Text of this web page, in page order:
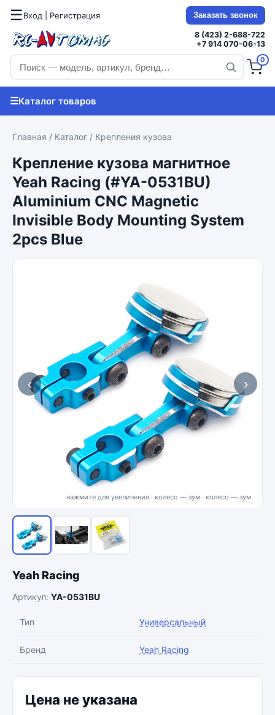
☰Вход | Регистрация Заказать звонок
8 (423) 2-688-722
+7 914 070-06-13
0
☰Каталог товаров
Главная / Каталог / Крепления кузова
Крепление кузова магнитное
Yeah Racing (#YA-0531BU)
Aluminium CNC Magnetic
Invisible Body Mounting System
2pcs Blue
‹
нажмите для увеличения · колесо — зум
›
Yeah Racing
Артикул: YA-0531BU
Тип Универсальный
Бренд Yeah Racing
Цена не указана